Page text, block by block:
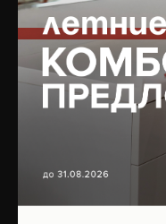
Аппаратная косметология
Лазерная косметология
Терапевтическая
косметология
Мужская косметология
Реабилитация после